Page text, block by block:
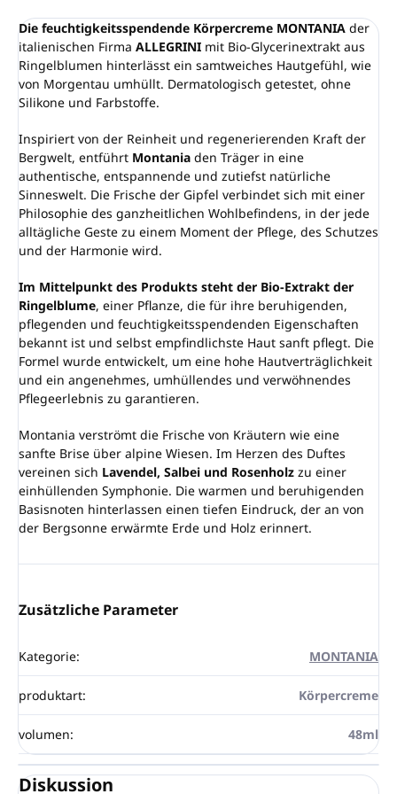
Die feuchtigkeitsspendende Körpercreme MONTANIA der
italienischen Firma ALLEGRINI mit Bio-Glycerinextrakt aus
Ringelblumen hinterlässt ein samtweiches Hautgefühl, wie
von Morgentau umhüllt. Dermatologisch getestet, ohne
Silikone und Farbstoffe.
Inspiriert von der Reinheit und regenerierenden Kraft der
Bergwelt, entführt Montania den Träger in eine
authentische, entspannende und zutiefst natürliche
Sinneswelt. Die Frische der Gipfel verbindet sich mit einer
Philosophie des ganzheitlichen Wohlbefindens, in der jede
alltägliche Geste zu einem Moment der Pflege, des Schutzes
und der Harmonie wird.
Im Mittelpunkt des Produkts steht der Bio-Extrakt der
Ringelblume, einer Pflanze, die für ihre beruhigenden,
pflegenden und feuchtigkeitsspendenden Eigenschaften
bekannt ist und selbst empfindlichste Haut sanft pflegt. Die
Formel wurde entwickelt, um eine hohe Hautverträglichkeit
und ein angenehmes, umhüllendes und verwöhnendes
Pflegeerlebnis zu garantieren.
Montania verströmt die Frische von Kräutern wie eine
sanfte Brise über alpine Wiesen. Im Herzen des Duftes
vereinen sich Lavendel, Salbei und Rosenholz zu einer
einhüllenden Symphonie. Die warmen und beruhigenden
Basisnoten hinterlassen einen tiefen Eindruck, der an von
der Bergsonne erwärmte Erde und Holz erinnert.
Zusätzliche Parameter
Kategorie: MONTANIA
produktart: Körpercreme
volumen: 48ml
Diskussion